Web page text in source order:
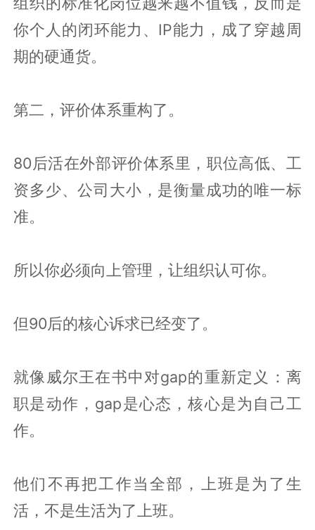
你个人的闭环能力、IP能力，成了穿越周
期的硬通货。
第二，评价体系重构了。
80后活在外部评价体系里，职位高低、工
资多少、公司大小，是衡量成功的唯一标
准。
所以你必须向上管理，让组织认可你。
但90后的核心诉求已经变了。
就像威尔王在书中对gap的重新定义：离
职是动作，gap是心态，核心是为自己工
作。
他们不再把工作当全部，上班是为了生
活，不是生活为了上班。